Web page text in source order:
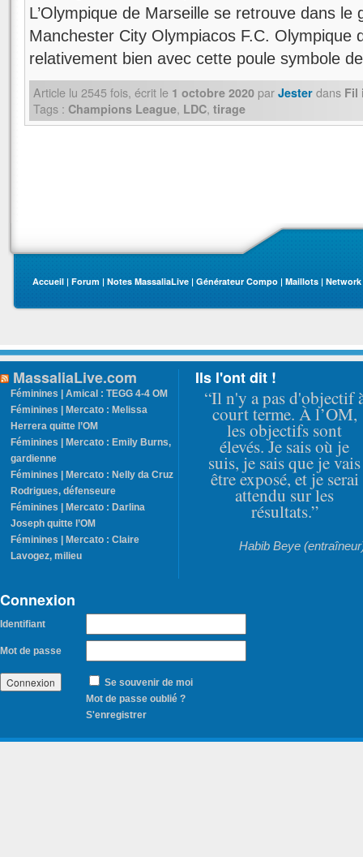
L’Olympique de Marseille se retrouve dans le
Manchester City Olympiacos F.C. Olympique
relativement bien avec cette poule symbole
Article lu 2545 fois, écrit le 1 octobre 2020 par Jester dans Fil
Tags : Champions League, LDC, tirage
Accueil | Forum | Notes MassaliaLive | Générateur Compo | Maillots | Network
MassaliaLive.com
Féminines | Amical : TEGG 4-4 OM
Féminines | Mercato : Melissa
Herrera quitte l’OM
Féminines | Mercato : Emily Burns,
gardienne
Féminines | Mercato : Nelly da Cruz
Rodrigues, défenseure
Féminines | Mercato : Darlina
Joseph quitte l’OM
Féminines | Mercato : Claire
Lavogez, milieu
Ils l'ont dit !
“Il n'y a pas d'objectif
court terme. À l’OM,
les objectifs sont
élevés. Je sais où je
suis, je sais que je vais
être exposé, et je serai
attendu sur les
résultats.”
Habib Beye
Connexion
Identifiant
Mot de passe
Se souvenir de moi
Mot de passe oublié ?
S'enregistrer